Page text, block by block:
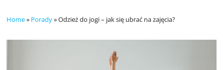
Home» Porady»Odzież do jogi – jak się ubrać na zajęcia?